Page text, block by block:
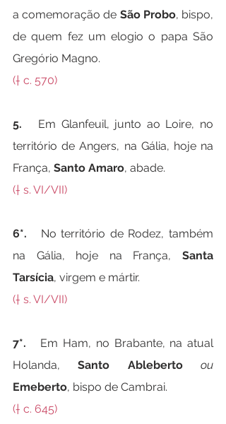
a comemoração de São Probo, bispo,
de quem fez um elogio o papa São
Gregório Magno.
(† c. 570)
5. Em Glanfeuil, junto ao Loire, no
território de Angers, na Gália, hoje na
França, Santo Amaro, abade.
(† s. VI/VII)
6*. No território de Rodez, também
na Gália, hoje na França, Santa
Tarsícia, virgem e mártir.
(† s. VI/VII)
7*. Em Ham, no Brabante, na atual
Holanda, Santo Ableberto
ou
Emeberto, bispo de Cambrai.
(† c. 645)